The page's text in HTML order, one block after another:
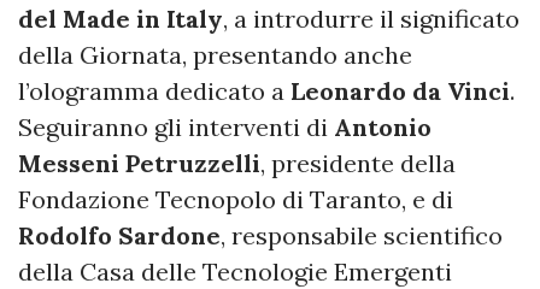
del Made in Italy, a introdurre il significato
della Giornata, presentando anche
l’ologramma dedicato a Leonardo da Vinci.
Seguiranno gli interventi di Antonio
Messeni Petruzzelli, presidente della
Fondazione Tecnopolo di Taranto, e di
Rodolfo Sardone, responsabile scientifico
della Casa delle Tecnologie Emergenti